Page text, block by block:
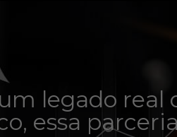
legado
essa